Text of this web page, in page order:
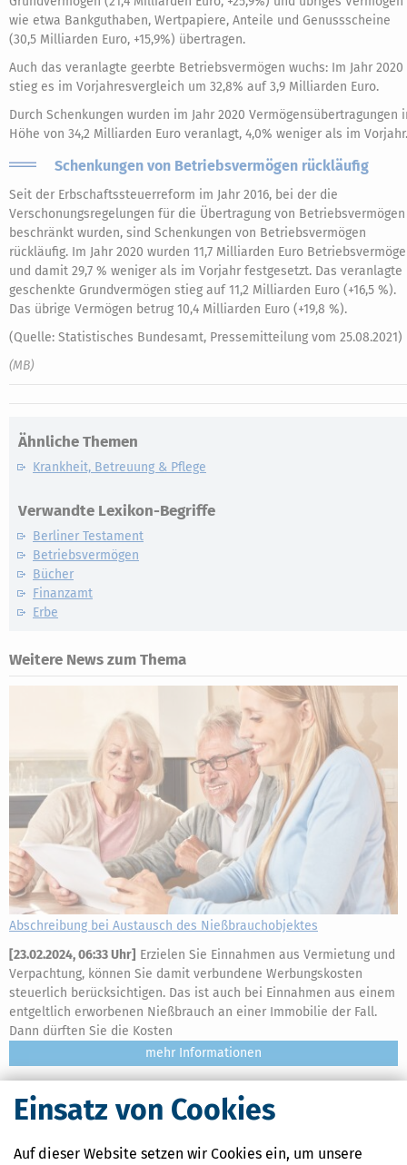
Einsatz von Cookies
Auf dieser Website setzen wir Cookies ein, um unsere
wie etwa Bankguthaben, Wertpapiere, Anteile und Genussscheine
(30,5 Milliarden Euro, +15,9%) übertragen.
Auch das veranlagte geerbte Betriebsvermögen wuchs: Im Jahr 2020
stieg es im Vorjahresvergleich um 32,8% auf 3,9 Milliarden Euro.
Durch Schenkungen wurden im Jahr 2020 Vermögensübertragungen
Höhe von 34,2 Milliarden Euro veranlagt, 4,0% weniger als im Vorjahr.
Schenkungen von Betriebsvermögen rückläufig
Seit der Erbschaftssteuerreform im Jahr 2016, bei der die
Verschonungsregelungen für die Übertragung von Betriebsvermögen
beschränkt wurden, sind Schenkungen von Betriebsvermögen
rückläufig. Im Jahr 2020 wurden 11,7 Milliarden Euro
und damit 29,7 % weniger als im Vorjahr festgesetzt. Das veranlagte
geschenkte Grundvermögen stieg auf 11,2 Milliarden Euro (+16,5 %).
Das übrige Vermögen betrug 10,4 Milliarden Euro (+19,8 %).
(Quelle: Statistisches Bundesamt, Pressemitteilung vom 25.08.2021)
(MB)
Ähnliche Themen
Krankheit, Betreuung & Pflege
Verwandte Lexikon-Begriffe
Berliner Testament
Betriebsvermögen
Bücher
Finanzamt
Erbe
Weitere News zum Thema
Abschreibung bei Austausch des Nießbrauchobjektes
[23.02.2024, 06:33 Uhr] Erzielen Sie Einnahmen aus Vermietung und
Verpachtung, können Sie damit verbundene Werbungskosten
steuerlich berücksichtigen. Das ist auch bei Einnahmen aus einem
entgeltlich erworbenen Nießbrauch an einer Immobilie der Fall.
Dann dürften Sie die Kosten
mehr